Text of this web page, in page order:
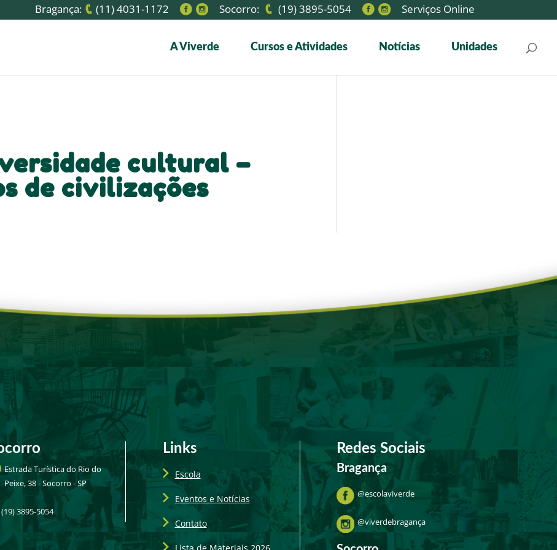
Bragança: (11) 4031-1172 Socorro: (19) 3895-5054 Serviços Online
A Viverde Cursos e Atividades Notícias Unidades
cultural –
de civilizações
Estrada Turística do Rio do
Peixe, 38 - Socorro - SP
(19) 3895-5054
Links
Escola
Eventos e Notícias
Contato
Redes Sociais
Bragança
@escolaviverde
@viverdebragança